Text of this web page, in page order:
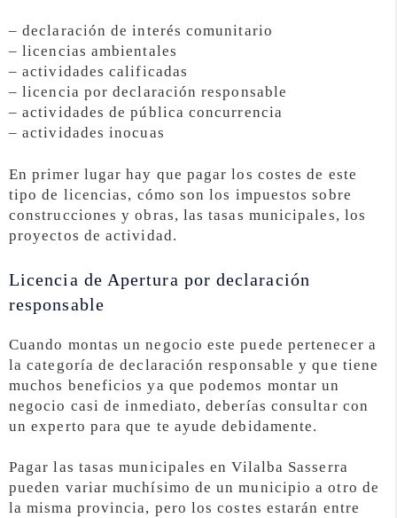
– declaración de interés comunitario
– licencias ambientales
– actividades calificadas
– licencia por declaración responsable
– actividades de pública concurrencia
– actividades inocuas
En primer lugar hay que pagar los costes de este
tipo de licencias, cómo son los impuestos sobre
construcciones y obras, las tasas municipales, los
proyectos de actividad.
Licencia de Apertura por declaración
responsable
Cuando montas un negocio este puede pertenecer a
la categoría de declaración responsable y que tiene
muchos beneficios ya que podemos montar un
negocio casi de inmediato, deberías consultar con
un experto para que te ayude debidamente.
Pagar las tasas municipales en Vilalba Sasserra
pueden variar muchísimo de un municipio a otro de
la misma provincia, pero los costes estarán entre